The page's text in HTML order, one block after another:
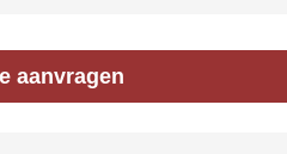
aanvragen